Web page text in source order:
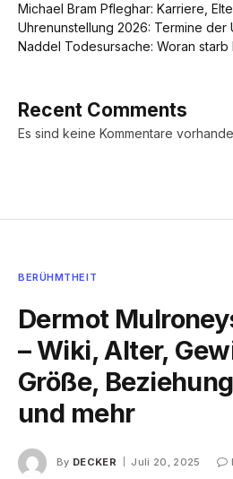
Michael Bram Pfleghar: Karriere,
Uhrenunstellung 2026: Termine der
Naddel Todesursache: Woran starb
Recent Comments
Es sind keine Kommentare
BERÜHMTHEIT
Dermot
– Wiki, Alter,
Größe,
und mehr
By DECKER Juli 20, 2025